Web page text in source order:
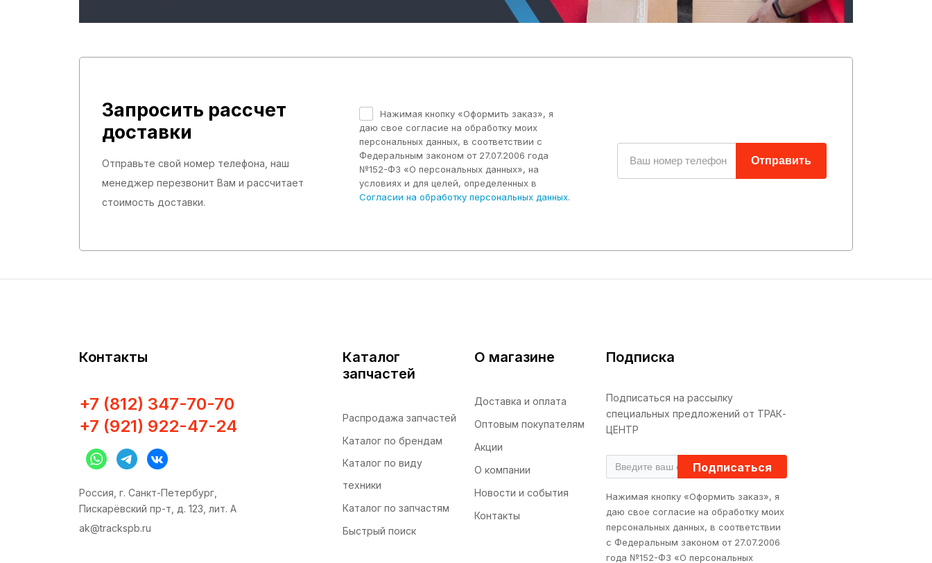
Запросить рассчет
доставки
Отправьте свой номер телефона, наш
менеджер перезвонит Вам и рассчитает
стоимость доставки.
Нажимая кнопку «Оформить заказ», я
даю свое согласие на обработку моих
персональных данных, в соответствии с
Федеральным законом от 27.07.2006 года
№152-ФЗ «О персональных данных», на
условиях и для целей, определенных в
Согласии на обработку персональных данных.
Отправить
Контакты
+7 (812) 347-70-70
+7 (921) 922-47-24
Россия, г. Санкт-Петербург,
Пискарёвский пр-т, д. 123, лит. А
ak@trackspb.ru
Каталог
запчастей
Распродажа запчастей
Каталог по брендам
Каталог по виду
техники
Каталог по запчастям
Быстрый поиск
О магазине
Доставка и оплата
Оптовым покупателям
Акции
О компании
Новости и события
Контакты
Подписка
Подписаться на рассылку
специальных предложений от ТРАК-
ЦЕНТР
Подписаться
Нажимая кнопку «Оформить заказ», я
даю свое согласие на обработку моих
персональных данных, в соответствии
с Федеральным законом от 27.07.2006
года №152-ФЗ «О персональных